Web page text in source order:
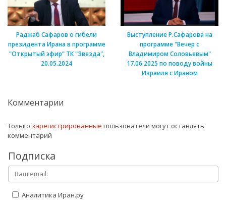
Раджаб Сафаров о гибели
президента Ирана в программе
"Открытый эфир" ТК "Звезда",
20.05.2024
Выступление Р.Сафарова на
программе "Вечер с
Владимиром Соловьевым"
17.06.2025 по поводу войны
Израиля с Ираном
Комментарии
Только зарегистрированные пользователи могут оставлять
комментарий
Подписка
Аналитика Иран.ру